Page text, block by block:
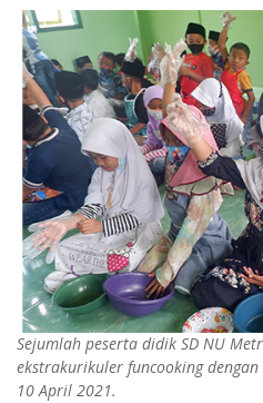
Sejumlah peserta didik SD NU
ekstrakurikuler funcookingdengan
10 April 2021.